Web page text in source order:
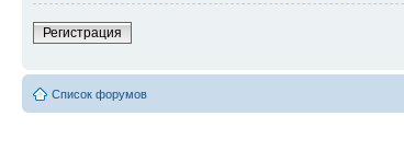
Регистрация
Список форумов